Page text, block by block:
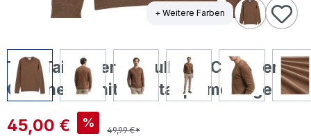
+ Weitere Farben
Tom Tailor Herren Pullover Cashmere
Crewneck Knit dark taupe melange
Verkaufspreis:
45,00 € %
49,99 €*